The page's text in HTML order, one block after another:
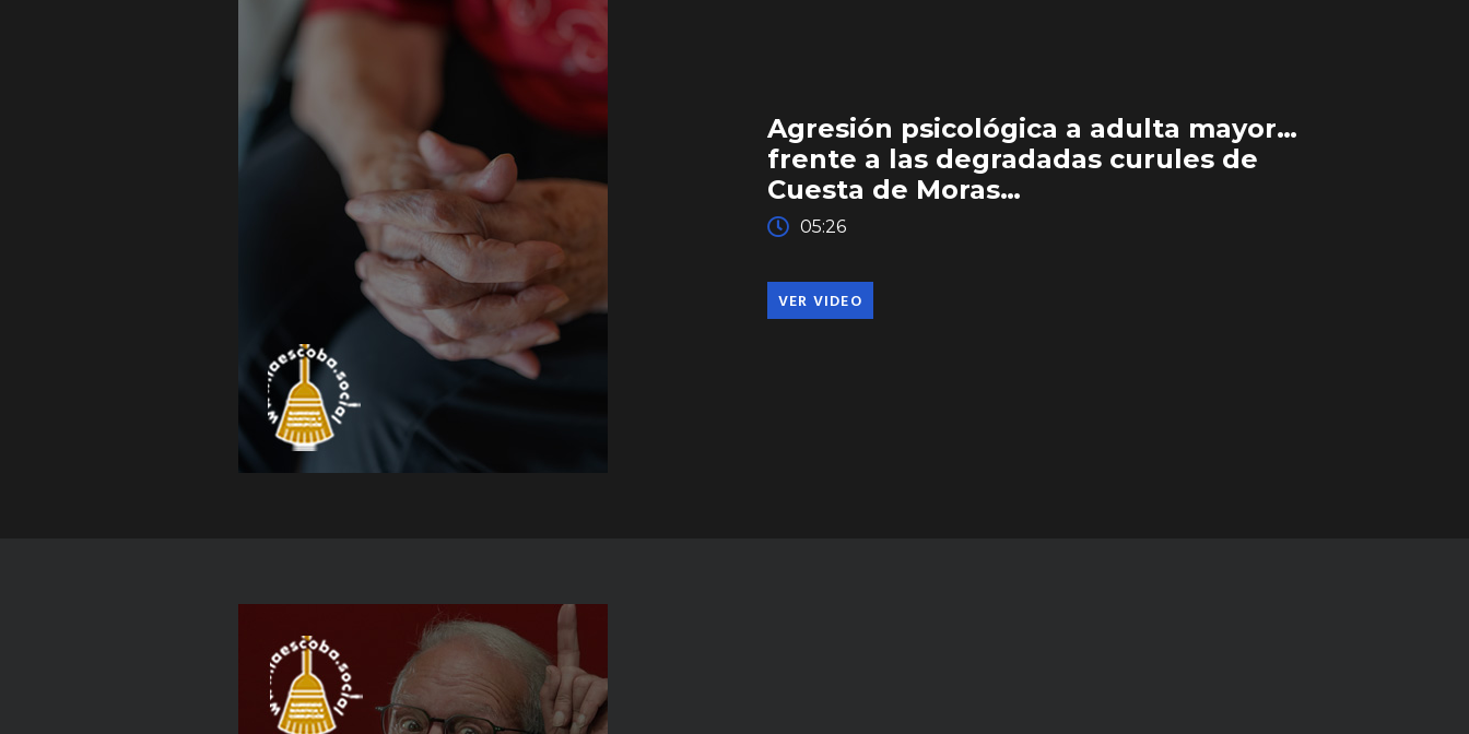
Agresión psicológica a adulta mayor…
frente a las degradadas curules de
Cuesta de Moras…
05:26
VER VIDEO